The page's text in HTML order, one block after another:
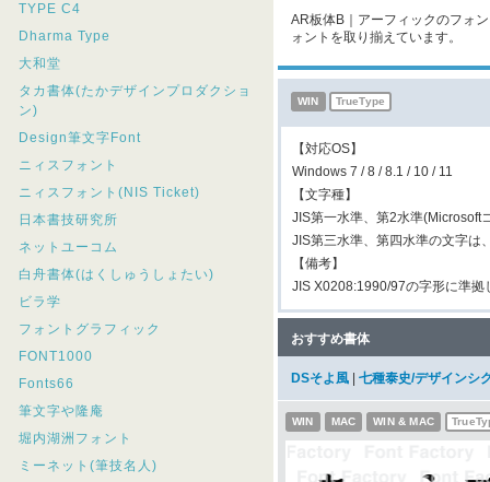
TYPE C4
Dharma Type
大和堂
タカ書体(たかデザインプロダクショ
ン)
Design筆文字Font
ニィスフォント
ニィスフォント(NIS Ticket)
日本書技研究所
ネットユーコム
白舟書体(はくしゅうしょたい)
ビラ学
フォントグラフィック
FONT1000
Fonts66
筆文字や隆庵
堀内湖洲フォント
ミーネット(筆技名人)
AR板体B｜アーフィックのフォ
ォントを取り揃えています。
WIN TrueType
【対応OS】
Windows 7 / 8 / 8.1 / 10 / 11
【文字種】
JIS第一水準、第2水準(Microsoft
JIS第三水準、第四水準の文字は
【備考】
JIS X0208:1990/97の字形に準拠
おすすめ書体
DSそよ風 七種泰史/デザインシ
WIN MAC WIN & MAC